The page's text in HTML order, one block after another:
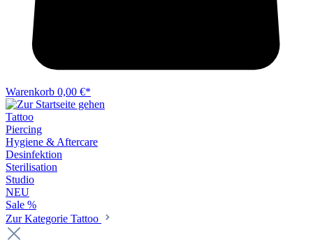
Warenkorb 0,00 €*
Tattoo
Piercing
Hygiene & Aftercare
Desinfektion
Sterilisation
Studio
NEU
Sale %
Zur Kategorie Tattoo